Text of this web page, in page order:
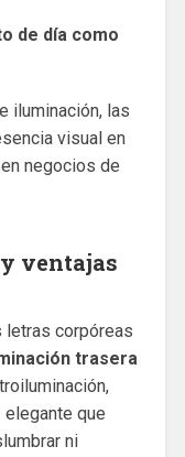
de día como
iluminación, las
visual en
negocios de
ventajas
letras corpóreas
trasera
elegante que
ni